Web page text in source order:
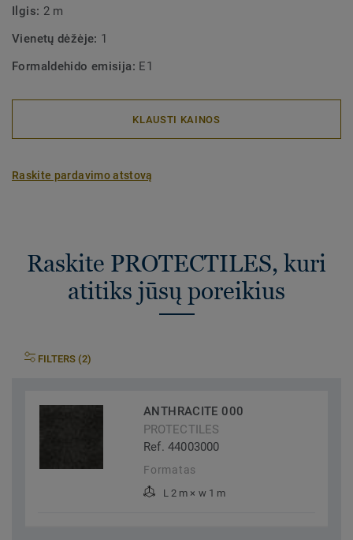
Ilgis: 2 m
Vienetų dėžėje: 1
Formaldehido emisija: E1
KLAUSTI KAINOS
Raskite pardavimo atstovą
Raskite PROTECTILES, kuri
atitiks jūsų poreikius
FILTERS (2)
ANTHRACITE 000
PROTECTILES
Ref. 44003000
Formatas
L 2 m × w 1 m